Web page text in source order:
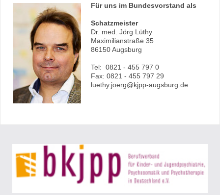
Für uns im Bundesvorstand als
Schatzmeister
Dr. med. Jörg Lüthy
Maximilianstraße 35
86150 Augsburg
Tel: 0821 - 455 797 0
Fax: 0821 - 455 797 29
luethy.joerg@kjpp-augsburg.de